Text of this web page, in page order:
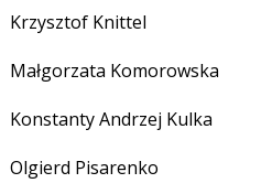
Krzysztof Knittel
Małgorzata Komorowska
Konstanty Andrzej Kulka
Olgierd Pisarenko